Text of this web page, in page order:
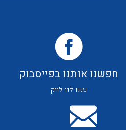
חפשנו אותנו בפייסבוק
עשו לנו לייק